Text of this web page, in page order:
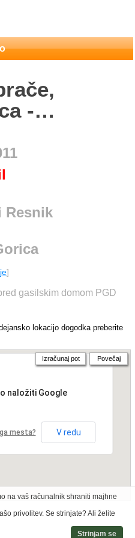
-
Vili
Resnik
]
gasilskim domom PGD
lokacijo dogodka preberite
naložiti Google
mesta? V redu
Izračunaj pot Povečaj
na vaš računalnik shraniti majhne
privolitev. Se strinjate? Ali želite
Strinjam se